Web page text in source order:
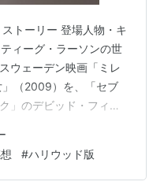
トーリー 登場人物・キ
ィーグ・ラーソンの世
ウェーデン映画「ミレ
」（2009）を、「セブ
」のデビッド・フィン
行責任者で経済ジャー
ヘンリック・バンゲル
ットの失踪事件の真相
#ハリウッド版